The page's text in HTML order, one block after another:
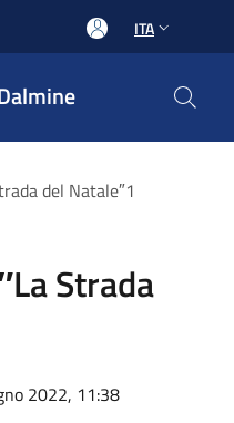
ITA
del Natale″1
Strada
2022, 11:38